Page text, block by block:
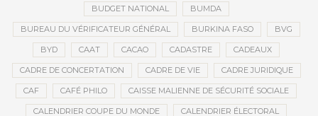
BUDGET NATIONAL BUMDA
BUREAU DU VÉRIFICATEUR GÉNÉRAL BURKINA FASO BVG
BYD CAAT CACAO CADASTRE CADEAUX
CADRE DE CONCERTATION CADRE DE VIE CADRE JURIDIQUE
CAF CAFÉ PHILO CAISSE MALIENNE DE SÉCURITÉ SOCIALE
CALENDRIER COUPE DU MONDE CALENDRIER ÉLECTORAL